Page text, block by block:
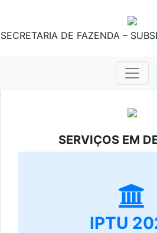
SECRETARIA DE FAZENDA –
SERVIÇOS EM
IPTU